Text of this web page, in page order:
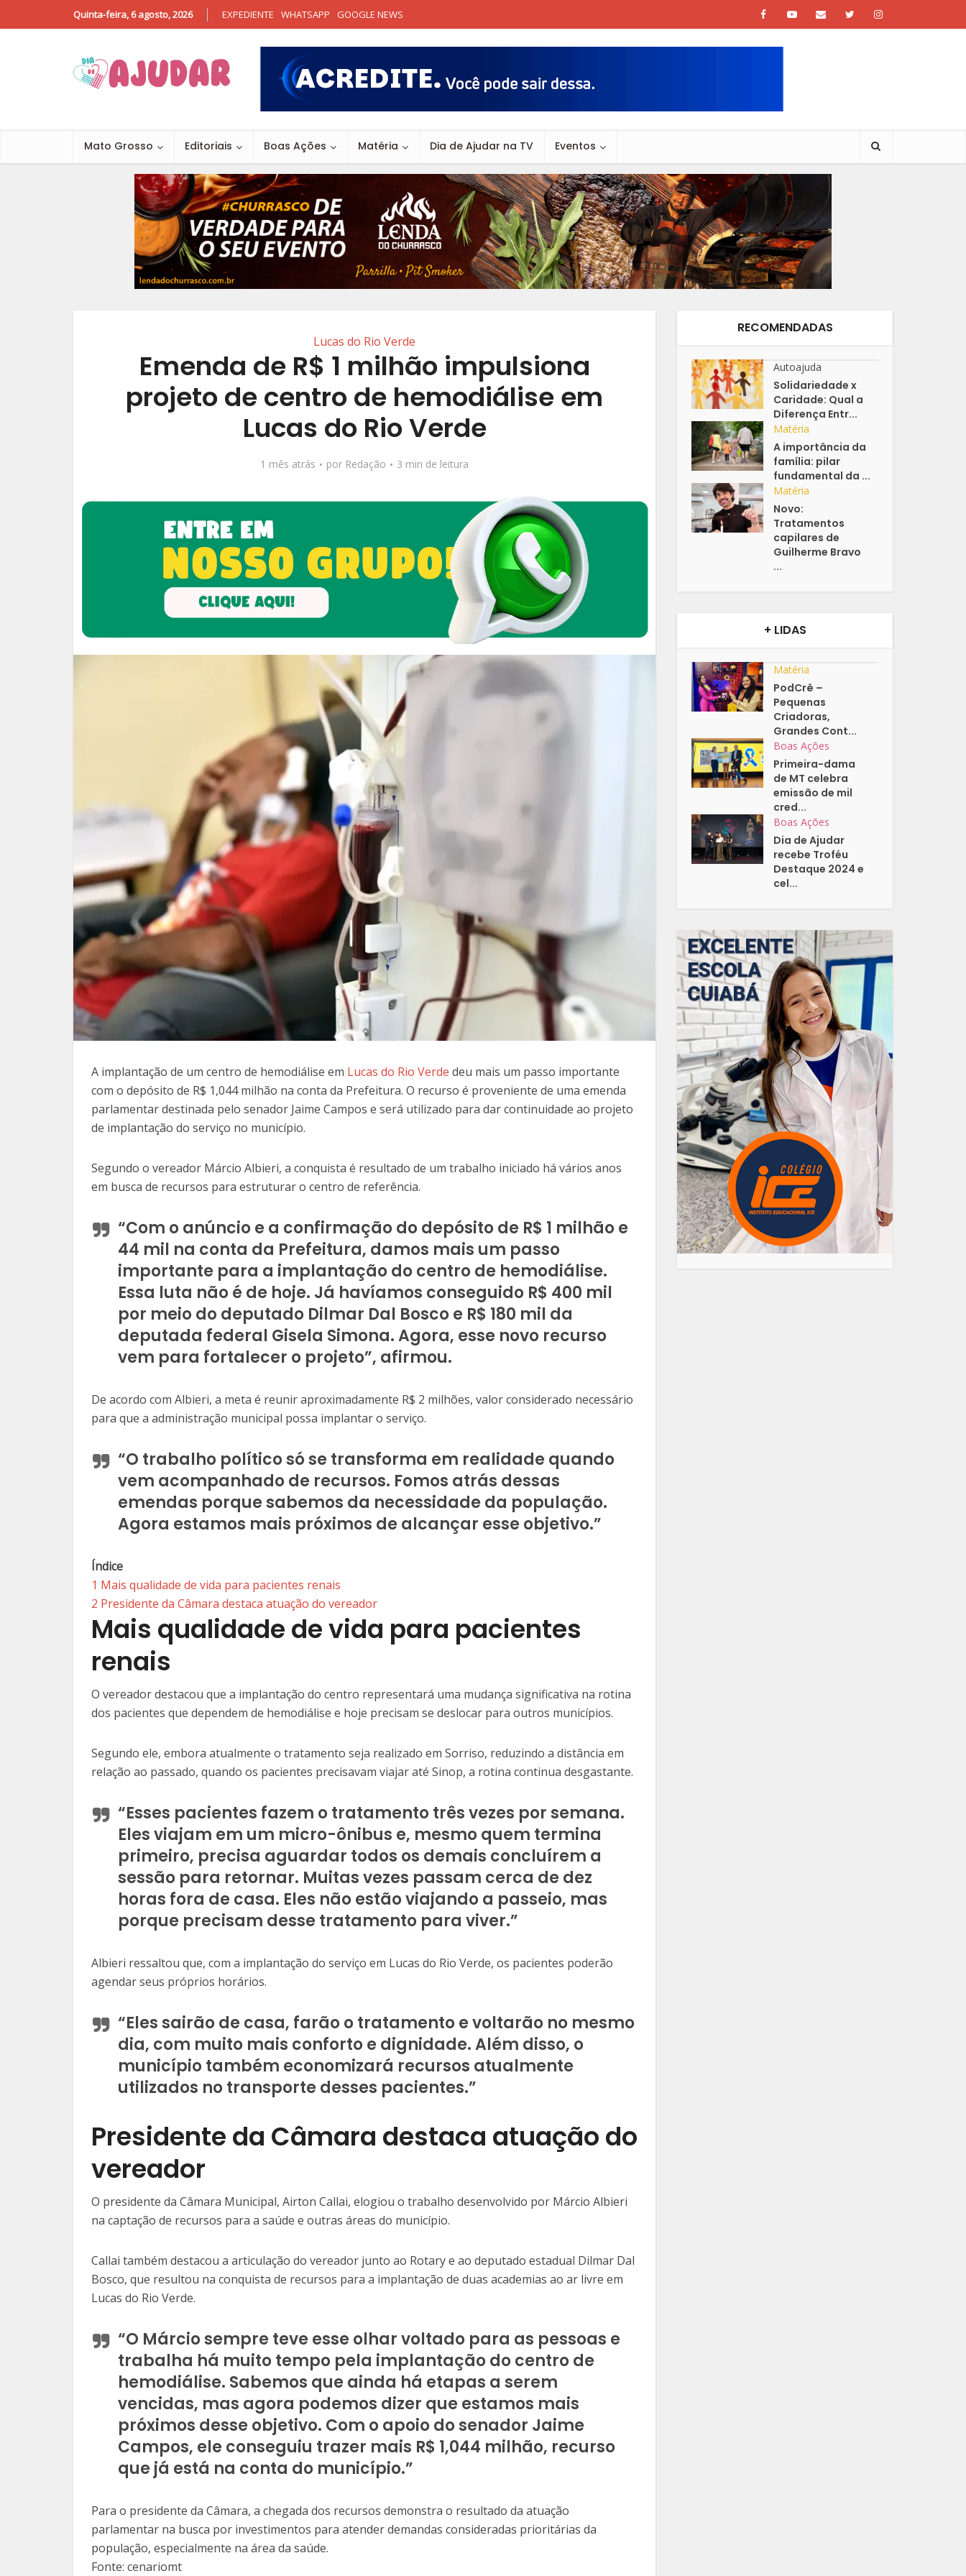
Quinta-feira, 6 agosto, 2026 EXPEDIENTE WHATSAPP GOOGLE NEWS
Mato Grosso Editoriais Boas Ações Matéria Dia de Ajudar na TV Eventos
Lucas do Rio Verde
Emenda de R$ 1 milhão impulsiona
projeto de centro de hemodiálise em
Lucas do Rio Verde
1 mês atrás por Redação 3 min de leitura
A implantação de um centro de hemodiálise em Lucas do Rio Verde deu mais um passo importante
com o depósito de R$ 1,044 milhão na conta da Prefeitura. O recurso é proveniente de uma emenda
parlamentar destinada pelo senador Jaime Campos e será utilizado para dar continuidade ao projeto
de implantação do serviço no município.
Segundo o vereador Márcio Albieri, a conquista é resultado de um trabalho iniciado há vários anos
em busca de recursos para estruturar o centro de referência.
“Com o anúncio e a confirmação do depósito de R$ 1 milhão e
44 mil na conta da Prefeitura, damos mais um passo
importante para a implantação do centro de hemodiálise.
Essa luta não é de hoje. Já havíamos conseguido R$ 400 mil
por meio do deputado Dilmar Dal Bosco e R$ 180 mil da
deputada federal Gisela Simona. Agora, esse novo recurso
vem para fortalecer o projeto”, afirmou.
De acordo com Albieri, a meta é reunir aproximadamente R$ 2 milhões, valor considerado necessário
para que a administração municipal possa implantar o serviço.
“O trabalho político só se transforma em realidade quando
vem acompanhado de recursos. Fomos atrás dessas
emendas porque sabemos da necessidade da população.
Agora estamos mais próximos de alcançar esse objetivo.”
Índice
1 Mais qualidade de vida para pacientes renais
2 Presidente da Câmara destaca atuação do vereador
Mais qualidade de vida para pacientes
renais
O vereador destacou que a implantação do centro representará uma mudança significativa na rotina
dos pacientes que dependem de hemodiálise e hoje precisam se deslocar para outros municípios.
Segundo ele, embora atualmente o tratamento seja realizado em Sorriso, reduzindo a distância em
relação ao passado, quando os pacientes precisavam viajar até Sinop, a rotina continua desgastante.
“Esses pacientes fazem o tratamento três vezes por semana.
Eles viajam em um micro-ônibus e, mesmo quem termina
primeiro, precisa aguardar todos os demais concluírem a
sessão para retornar. Muitas vezes passam cerca de dez
horas fora de casa. Eles não estão viajando a passeio, mas
porque precisam desse tratamento para viver.”
Albieri ressaltou que, com a implantação do serviço em Lucas do Rio Verde, os pacientes poderão
agendar seus próprios horários.
“Eles sairão de casa, farão o tratamento e voltarão no mesmo
dia, com muito mais conforto e dignidade. Além disso, o
município também economizará recursos atualmente
utilizados no transporte desses pacientes.”
Presidente da Câmara destaca atuação do
vereador
O presidente da Câmara Municipal, Airton Callai, elogiou o trabalho desenvolvido por Márcio Albieri
na captação de recursos para a saúde e outras áreas do município.
Callai também destacou a articulação do vereador junto ao Rotary e ao deputado estadual Dilmar Dal
Bosco, que resultou na conquista de recursos para a implantação de duas academias ao ar livre em
Lucas do Rio Verde.
“O Márcio sempre teve esse olhar voltado para as pessoas e
trabalha há muito tempo pela implantação do centro de
hemodiálise. Sabemos que ainda há etapas a serem
vencidas, mas agora podemos dizer que estamos mais
próximos desse objetivo. Com o apoio do senador Jaime
Campos, ele conseguiu trazer mais R$ 1,044 milhão, recurso
que já está na conta do município.”
Para o presidente da Câmara, a chegada dos recursos demonstra o resultado da atuação
parlamentar na busca por investimentos para atender demandas consideradas prioritárias da
população, especialmente na área da saúde.
Fonte: cenariomt
RECOMENDADAS
Autoajuda
Solidariedade x
Caridade: Qual a
Diferença Entr...
Matéria
A importância da
família: pilar
fundamental da ...
Matéria
Novo:
Tratamentos
capilares de
Guilherme Bravo
...
+ LIDAS
Matéria
PodCrê –
Pequenas
Criadoras,
Grandes Cont...
Boas Ações
Primeira-dama
de MT celebra
emissão de mil
cred...
Boas Ações
Dia de Ajudar
recebe Troféu
Destaque 2024 e
cel...